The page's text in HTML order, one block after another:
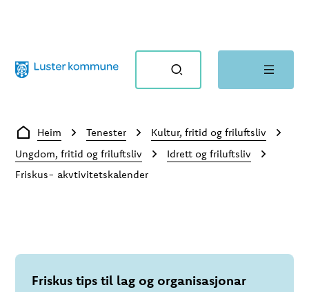
Du er her:
Heim Tenester
Kultur, fritid og friluftsliv
Ungdom, fritid og friluftsliv
Idrett og friluftsliv
Friskus- akvtivitetskalender
Friskus tips til lag og organisasjonar